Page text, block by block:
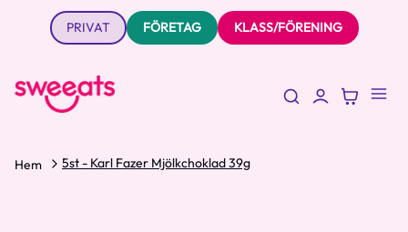
PRIVAT FÖRETAG KLASS/FÖRENING
Hem 5st - Karl Fazer Mjölkchoklad 39g